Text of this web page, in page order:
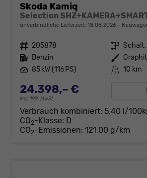
Skoda Kamiq
unverbindliche Lieferzeit: 18.08.2026
Fahrzeugnr. 205878 Getriebe
Kraftstoff Benzin Außenfarbe
Leistung 85 kW (116 PS) Kilometerstand 10 km
24.398,– €
incl. 19% MwSt.
Verbrauch kombiniert: 5,40 l/
CO2-Klasse: D
CO2-Emissionen: 121,00 g/km